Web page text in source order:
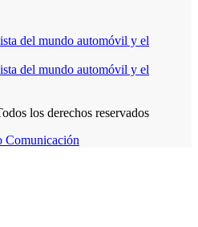
los derechos reservados
Comunicación